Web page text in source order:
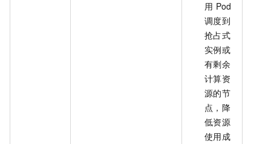
用 Pod
调度到
抢占式
实例或
有剩余
计算资
源的节
点，降
低资源
使用成